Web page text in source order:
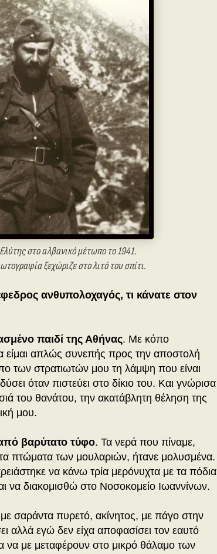
στο αλβανικό μέτωπο το 1941.
ξεχώριζε στο λιτό του σπίτι.
ανθυπολοχαγός, τι κάνατε στον
παιδί της Αθήνας. Με κόπο
είμαι απλώς συνεπής προς την αποστολή
των στρατιωτών μου τη λάμψη που είναι
όταν πιστεύει στο δίκιο του. Και γνώρισα
του θανάτου, την ακατάβλητη θέληση της
μου.
βαρύτατο τύφο. Τα νερά που πίναμε,
πτώματα των μουλαριών, ήτανε μολυσμένα.
να κάνω τρία μερόνυχτα με τα πόδια
να διακομισθώ στο Νοσοκομείο Ιωαννίνων.
σαράντα πυρετό, ακίνητος, με πάγο στην
αλλά εγώ δεν είχα αποφασίσει τον εαυτό
να με μεταφέρουν στο μικρό θάλαμο των